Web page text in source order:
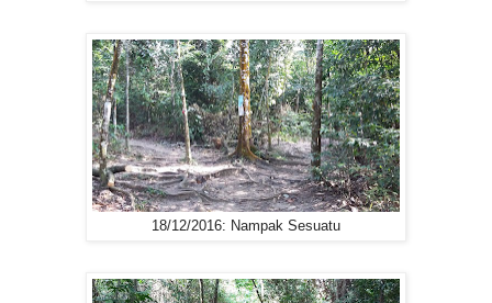
18/12/2016: Nampak Sesuatu